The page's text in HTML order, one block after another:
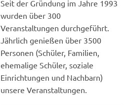
Seit der Gründung im Jahre 1993
wurden über 300
Veranstaltungen durchgeführt.
Jährlich genießen über 3500
Personen (Schüler, Familien,
ehemalige Schüler, soziale
Einrichtungen und Nachbarn)
unsere Veranstaltungen.